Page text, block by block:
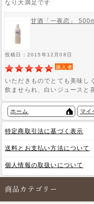
なり大満足です
甘酒「一夜恋」
投稿日：2015年12月08日
購入者
いただきものでとても美味し
飲ませられ、白いジュースと
ホーム マイ
特定商取引法に基づく表示
送料とお支払い方法について
個人情報の取扱いについて
商品カテゴリー